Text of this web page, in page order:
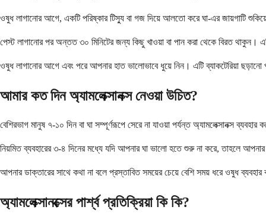
ওষুধ লাগানোর আগে, একটি পরিষ্কার টিস্যু বা গজ দিয়ে আলতো করে ঘা-এর জায়গাটি
পেস্ট লাগানোর পর অন্তত ৩০ মিনিটের জন্য কিছু খাওয়া বা পান করা থেকে বিরত থাকুন।
ওষুধ লাগানোর আগে এবং পরে আপনার হাত ভালোভাবে ধুয়ে নিন। এটি ব্যাকটেরিয়া ছড়ানো
আমার কত দিন অ্যামলেক্সানক্স নেওয়া উচিত?
বেশিরভাগ মানুষ ৭-১০ দিন বা ঘা সম্পূর্ণরূপে সেরে না যাওয়া পর্যন্ত অ্যামলেক্সানক্স
নিয়মিত ব্যবহারের ৩-৪ দিনের মধ্যে যদি আপনার ঘা ভালো হতে শুরু না করে, তাহলে
আপনার ডাক্তারের সাথে কথা না বলে প্রস্তাবিত সময়ের চেয়ে বেশি সময় ধরে ওষুধ ব্যবহার
অ্যামলেক্সানক্সের পার্শ্ব প্রতিক্রিয়া কি কি?